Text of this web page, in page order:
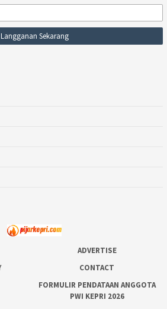
ADVERTISE
CONTACT
FORMULIR PENDATAAN ANGGOTA
PWI KEPRI 2026